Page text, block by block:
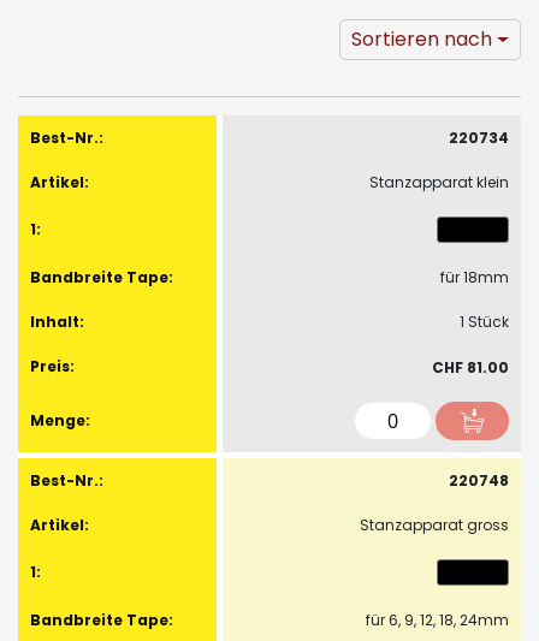
Sortieren nach
Gruppiert
Produkte
Artikel
220734
Stanzapparat klein
für 18mm
1 Stück
CHF 81.00
220748
Stanzapparat gross
für 6, 9, 12, 18, 24mm